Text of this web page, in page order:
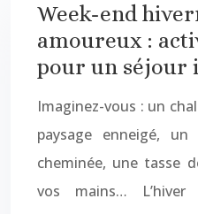
Week-end
amoureux :
pour un séjour
Imaginez-vous : un
paysage enneigé,
cheminée, une tasse
vos mains… L’hiver